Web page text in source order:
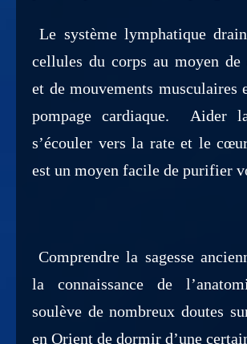
Le système lymphatique
cellules du corps au moyen de
et de mouvements musculaires
pompage cardiaque. Aider
s’écouler vers la rate et le
est un moyen facile de purifier
Comprendre la sagesse
la connaissance de
soulève de nombreux doutes
en Orient de dormir d’une